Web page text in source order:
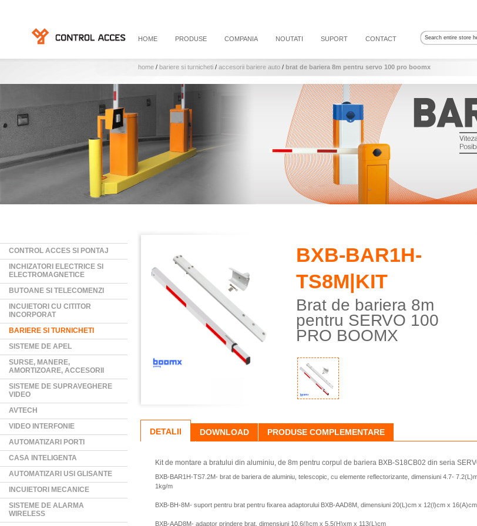
HOME PRODUSE COMPANIA NOUTATI SUPORT CONTACT
home / bariere si turnicheti / accesorii bariere auto / brat de bariera 8m pentru servo 100 pro boomx
CONTROL ACCES SI PONTAJ
INCHIZATORI ELECTRICE SI
ELECTROMAGNETICE
BUTOANE SI TELECOMENZI
INCUIETORI CU CITITOR
INCORPORAT
BARIERE SI TURNICHETI
SISTEME DE APEL
SURSE, MANERE,
AMORTIZOARE, ACCESORII
SISTEME DE SUPRAVEGHERE
VIDEO
AVTECH
VIDEO INTERFONIE
AUTOMATIZARI PORTI
CASA INTELIGENTA
AUTOMATIZARI USI GLISANTE
INCUIETORI MECANICE
SISTEME DE ALARMA
WIRELESS
BXB-BAR1H-
TS8M|KIT
Brat de bariera 8m
pentru SERVO 100
PRO BOOMX
DETALII DOWNLOAD PRODUSE COMPLEMENTARE
Kit de montare a bratului din aluminiu, de 8m pentru corpul de bariera BXB-S18CB02 din seria
BXB-BAR1H-TS7.2M- brat de bariera de aluminiu, telescopic, cu elemente reflectorizante, dimensiuni 4.7-
1kg/m
BXB-BH-8M- suport pentru brat pentru fixarea adaptorului BXB-AAD8M, dimensiuni 20(L)cm x 12(l)cm x 16(A)cm
BXB-AAD8M- adaptor prindere brat, dimensiuni 10.6(l)cm x 5.5(H)xm x 113(L)cm